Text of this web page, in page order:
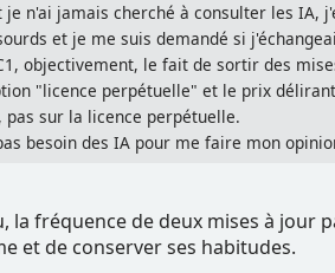
je n'ai jamais cherché à consulter les IA,
et je me suis demandé si
objectivement, le fait de sortir des
"licence perpétuelle" et le prix
pas sur la licence perpétuelle.
besoin des IA pour me faire mon
la fréquence de deux mises à jour
et de conserver ses habitudes.